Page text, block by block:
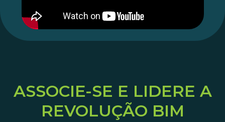
ASSOCIE-SE E LIDERE A
REVOLUÇÃO BIM